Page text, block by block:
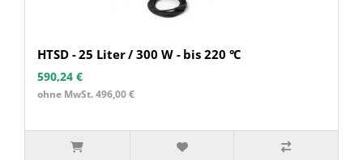
HTSD - 25 Liter / 300 W - bis 220 °C
590,24 €
ohne MwSt. 496,00 €